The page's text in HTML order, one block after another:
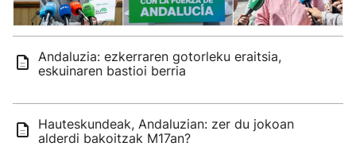
Andaluzia: ezkerraren gotorleku eraitsia,
eskuinaren bastioi berria
Hauteskundeak, Andaluzian: zer du jokoan
alderdi bakoitzak M17an?